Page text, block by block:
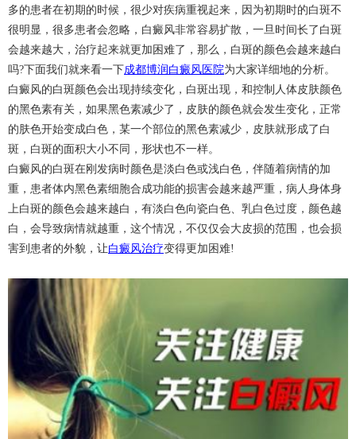
多的患者在初期的时候，很少对疾病重视起来，因为初期时的白斑不
很明显，很多患者会忽略，白癜风非常容易扩散，一旦时间长了白斑
会越来越大，治疗起来就更加困难了，那么，白斑的颜色会越来越白
吗?下面我们就来看一下成都博润白癜风医院为大家详细地的分析。
白癜风的白斑颜色会出现持续变化，白斑出现，和控制人体皮肤颜色
的黑色素有关，如果黑色素减少了，皮肤的颜色就会发生变化，正常
的肤色开始变成白色，某一个部位的黑色素减少，皮肤就形成了白
斑，白斑的面积大小不同，形状也不一样。
白癜风的白斑在刚发病时颜色是淡白色或浅白色，伴随着病情的加
重，患者体内黑色素细胞合成功能的损害会越来越严重，病人身体身
上白斑的颜色会越来越白，有淡白色向瓷白色、乳白色过度，颜色越
白，会导致病情就越重，这个情况，不仅仅会大皮损的范围，也会损
害到患者的外貌，让白癜风治疗变得更加困难!